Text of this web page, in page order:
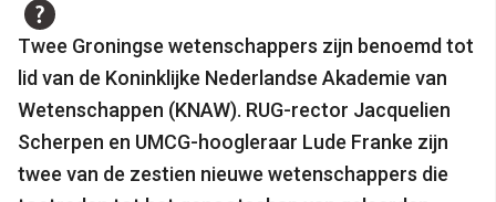
Twee Groningse wetenschappers zijn benoemd tot
lid van de Koninklijke Nederlandse Akademie van
Wetenschappen (KNAW). RUG-rector Jacquelien
Scherpen en UMCG-hoogleraar Lude Franke zijn
twee van de zestien nieuwe wetenschappers die